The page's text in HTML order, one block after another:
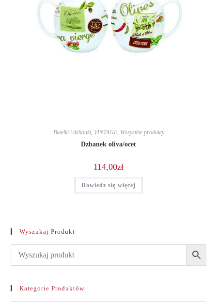
Butelki i dzbanki, VINTAGE, Wszystkie produkty
Dzbanek oliva/ocet
114,00zł
Dowiedz się więcej
Wyszukaj Produkt
Kategorie Produktów